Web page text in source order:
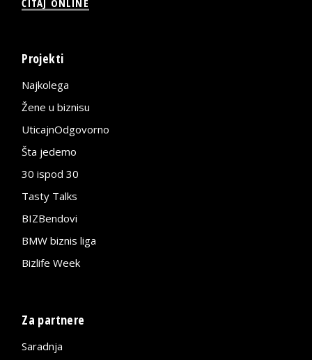
Projekti
Najkolega
Žene u biznisu
UticajnOdgovorno
Šta jedemo
30 ispod 30
Tasty Talks
BIZBendovi
BMW biznis liga
Bizlife Week
Za partnere
Saradnja